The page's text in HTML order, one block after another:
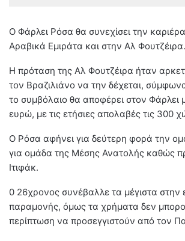
Ο Φάρλει Ρόσα θα συνεχίσει την
Αραβικά Εμιράτα και στην Αλ Φουτζέιρα.
Η πρόταση της Αλ Φουτζέιρα ήταν
τον Βραζιλιάνο να την δέχεται,
το συμβόλαιο θα αποφέρει στον Φάρλει
ευρώ, με τις ετήσιες απολαβές τις 300
Ο Ρόσα αφήνει για δεύτερη φορά την
για ομάδα της Μέσης Ανατολής καθώς
Ιτιφάκ.
0 26χρονος συνέβαλλε τα μέγιστα στην
παραμονής, όμως τα χρήματα δεν
περίπτωση να προσεγγιστούν από τον